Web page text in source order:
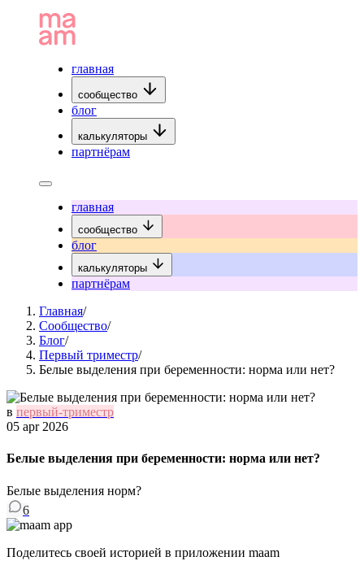
главная
сообщество
блог
калькуляторы
партнёрам
главная
сообщество
блог
калькуляторы
партнёрам
Главная/
Сообщество/
Блог/
Первый триместр/
Белые выделения при беременности: норма или нет?
в первый-триместр
05 apr 2026
Белые выделения при беременности: норма или нет?
Белые выделения норм?
6
Поделитесь своей историей в приложении maam